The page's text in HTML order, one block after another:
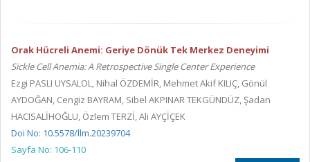
Orak Hücreli Anemi: Geriye Dönük Tek Merkez Deneyimi
Sickle Cell Anemia: A Retrospective Single Center Experience
Ezgi PASLI UYSALOL, Nihal ÖZDEMİR, Mehmet Akif KILIÇ, Gönül
AYDOĞAN, Cengiz BAYRAM, Sibel AKPINAR TEKGÜNDÜZ, Şadan
HACISALİHOĞLU, Özlem TERZİ, Ali AYÇİÇEK
Doi No: 10.5578/llm.20239704
Sayfa No: 106-110